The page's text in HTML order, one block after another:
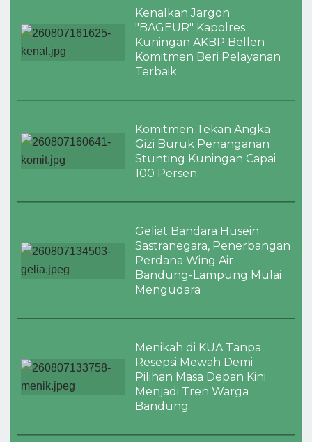
Kenalkan Jargon
"BAGEUR" Kapolres
Kuningan AKBP Bellen
Komitmen Beri Pelayanan
Terbaik
Komitmen Tekan Angka
Gizi Buruk Penanganan
Stunting Kuningan Capai
100 Persen.
Geliat Bandara Husein
Sastranegara, Penerbangan
Perdana Wing Air
Bandung-Lampung Mulai
Mengudara
Menikah di KUA Tanpa
Resepsi Mewah Demi
Pilihan Masa Depan Kini
Menjadi Tren Warga
Bandung